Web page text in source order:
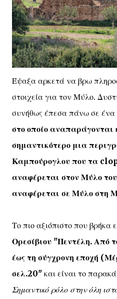
Έψαξα αρκετά να βρω
στοιχεία για τον Μύλο.
συνήθως έπεσα πάνω σε ένα
στο οποίο αναπαράγονται
σημαντικότερο μια
Καμπούρογλου που τα
αναφέρεται στον Μύλο
αναφέρεται σε Μύλο στη
Το πιο αξιόπιστο που βρήκα
Ορεσίβιου "Πεντέλη. Από
έως τη σύγχρονη εποχή
σελ.20" και είναι το
Σημαντικό ρόλο στην όλη